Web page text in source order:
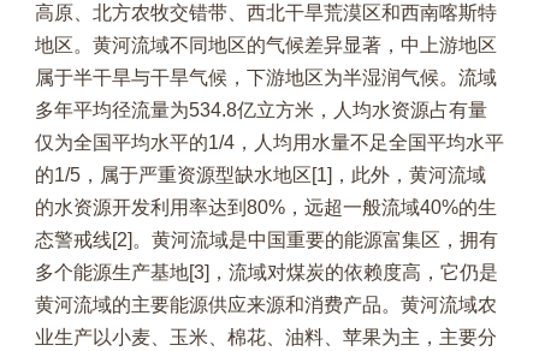
高原、北方农牧交错带、西北干旱荒漠区和西南喀斯特
地区。黄河流域不同地区的气候差异显著，中上游地区
属于半干旱与干旱气候，下游地区为半湿润气候。流域
多年平均径流量为534.8亿立方米，人均水资源占有量
仅为全国平均水平的1/4，人均用水量不足全国平均水平
的1/5，属于严重资源型缺水地区[1]，此外，黄河流域
的水资源开发利用率达到80%，远超一般流域40%的生
态警戒线[2]。黄河流域是中国重要的能源富集区，拥有
多个能源生产基地[3]，流域对煤炭的依赖度高，它仍是
黄河流域的主要能源供应来源和消费产品。黄河流域农
业生产以小麦、玉米、棉花、油料、苹果为主，主要分